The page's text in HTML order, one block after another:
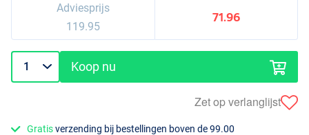
Adviesprijs
119.95
71.96
Koop nu
Zet op verlanglijst
Gratisverzending bij bestellingen boven de 99.00